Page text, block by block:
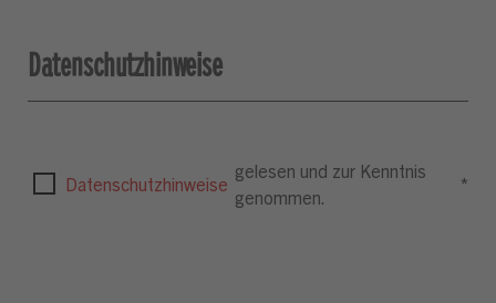
Datenschutzhinweise
Datenschutzhinweise
gelesen und zur Kenntnis
genommen.
*